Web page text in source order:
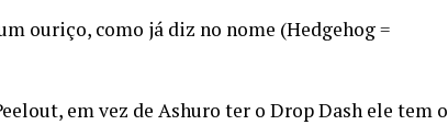
ouriço, como já diz no nome (Hedgehog =
em vez de Ashuro ter o Drop Dash ele tem o